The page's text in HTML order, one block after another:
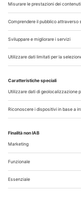
Note Legali
Privacy
| Tel. 02/881841 |
Registrazione
5/05/2022